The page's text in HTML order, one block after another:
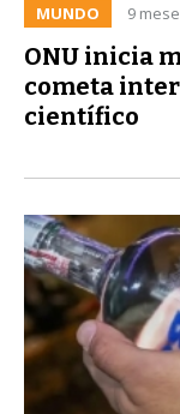
MUNDO 9
ONU inicia
cometa
científico